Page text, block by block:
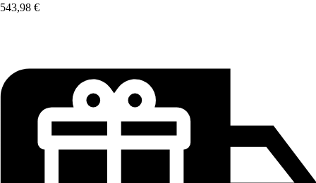
543,98 €